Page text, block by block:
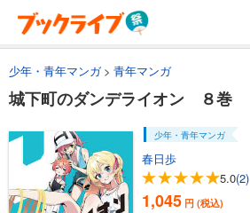
少年・青年マンガ 青年マンガ
城下町のダンデライオン ８巻
少年・青年マンガ
春日歩
5.0(2)
1,045 円 (税込)